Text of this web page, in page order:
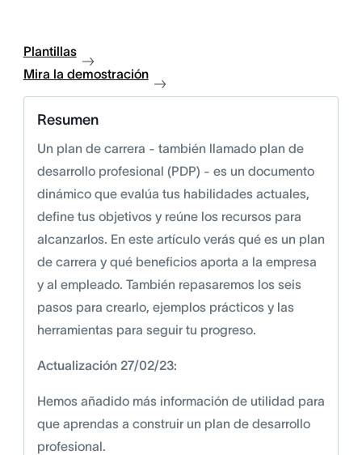
Plantillas
Mira la demostración
Resumen
Un plan de carrera - también llamado plan de
desarrollo profesional (PDP) - es un documento
dinámico que evalúa tus habilidades actuales,
define tus objetivos y reúne los recursos para
alcanzarlos. En este artículo verás qué es un plan
de carrera y qué beneficios aporta a la empresa
y al empleado. También repasaremos los seis
pasos para crearlo, ejemplos prácticos y las
herramientas para seguir tu progreso.
Actualización 27/02/23:
Hemos añadido más información de utilidad para
que aprendas a construir un plan de desarrollo
profesional.